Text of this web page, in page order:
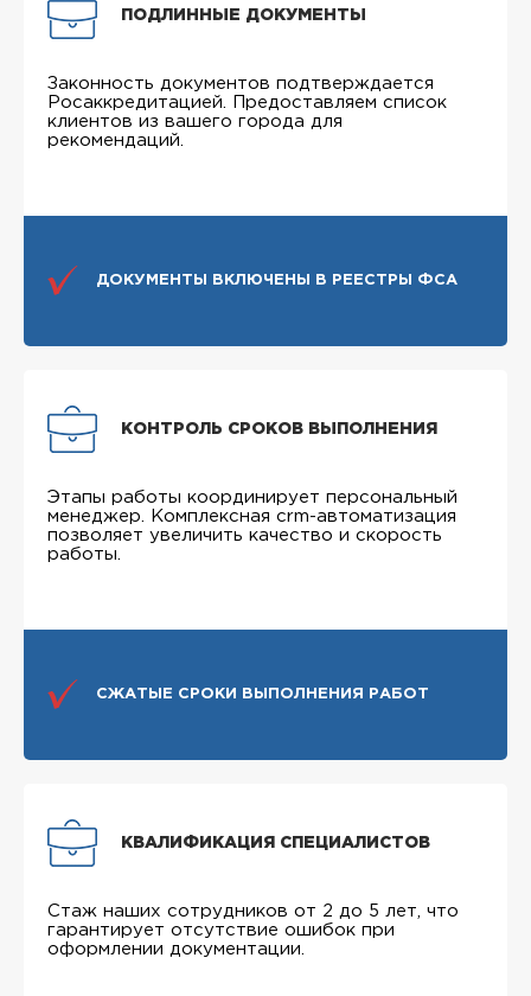
ПОДЛИННЫЕ ДОКУМЕНТЫ
Законность документов подтверждается
Росаккредитацией. Предоставляем список
клиентов из вашего города для
рекомендаций.
ДОКУМЕНТЫ ВКЛЮЧЕНЫ В РЕЕСТРЫ ФСА
КОНТРОЛЬ СРОКОВ ВЫПОЛНЕНИЯ
Этапы работы координирует персональный
менеджер. Комплексная crm-автоматизация
позволяет увеличить качество и скорость
работы.
СЖАТЫЕ СРОКИ ВЫПОЛНЕНИЯ РАБОТ
КВАЛИФИКАЦИЯ СПЕЦИАЛИСТОВ
Стаж наших сотрудников от 2 до 5 лет, что
гарантирует отсутствие ошибок при
оформлении документации.